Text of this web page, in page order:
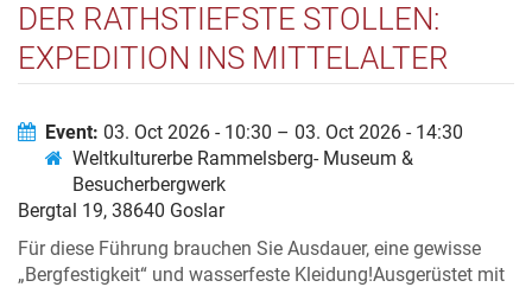
DER RATHSTIEFSTE STOLLEN:
EXPEDITION INS MITTELALTER
Event: 03. Oct 2026 - 10:30 – 03. Oct 2026 - 14:30
Weltkulturerbe Rammelsberg- Museum &
Besucherbergwerk
Bergtal 19, 38640 Goslar
Für diese Führung brauchen Sie Ausdauer, eine gewisse
„Bergfestigkeit“ und wasserfeste Kleidung!Ausgerüstet mit